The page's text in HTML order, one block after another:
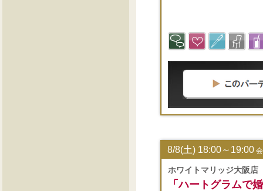
8/8(土) 18:00～19:00
ホワイトマリッジ大阪
「ハートグラムで